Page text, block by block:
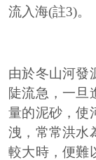
流入海(註3)。
由於冬山河發
陡流急，一旦
量的泥砂，使
洩，常常洪水
較大時，便難